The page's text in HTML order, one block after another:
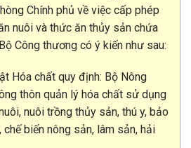
Chính phủ về việc cấp phép
nuôi và thức ăn thủy sản chứa
Công thương có ý kiến như sau:
Hóa chất quy định: Bộ Nông
thôn quản lý hóa chất sử dụng
nuôi trồng thủy sản, thú y, bảo
biến nông sản, lâm sản, hải